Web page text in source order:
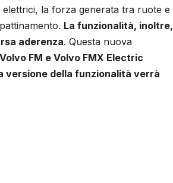
elettrici, la forza generata tra ruote e
La funzionalità, inoltre,
aderenza. Questa nuova
FM e Volvo FMX Electric
versione della funzionalità verrà